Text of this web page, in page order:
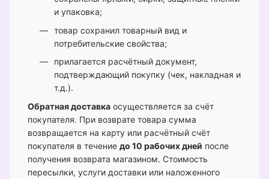
и упаковка;
товар сохранил товарный вид и
потребительские свойства;
прилагается расчётный документ,
подтверждающий покупку (чек, накладная и
т.д.).
Обратная доставка осуществляется за счёт
покупателя. При возврате товара сумма
возвращается на карту или расчётный счёт
покупателя в течение до 10 рабочих дней после
получения возврата магазином. Стоимость
пересылки, услуги доставки или наложенного